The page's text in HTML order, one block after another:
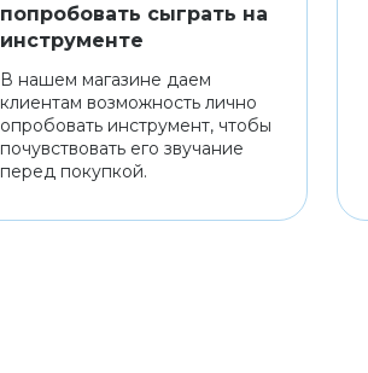
попробовать сыграть на
инструменте
В нашем магазине даем
клиентам возможность лично
опробовать инструмент, чтобы
почувствовать его звучание
перед покупкой.